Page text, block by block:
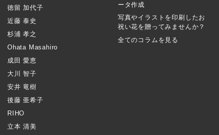
徳留 加代子
近藤 泰史
杉浦 孝之
Ohata Masahiro
成田 愛恵
大川 智子
安井 竜樹
後藤 亜希子
RIHO
立本 清美
ータ作成
写真やイラストを印刷したお
祝い花を贈ってみませんか？
全てのコラムを見る